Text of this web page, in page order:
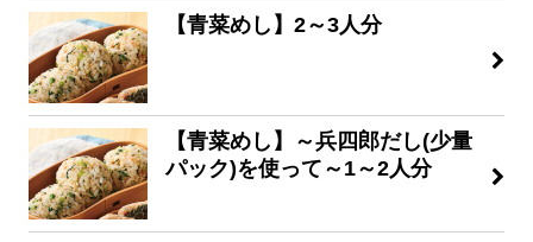
【青菜めし】2～3人分
【青菜めし】～兵四郎だし(少量
パック)を使って～1～2人分